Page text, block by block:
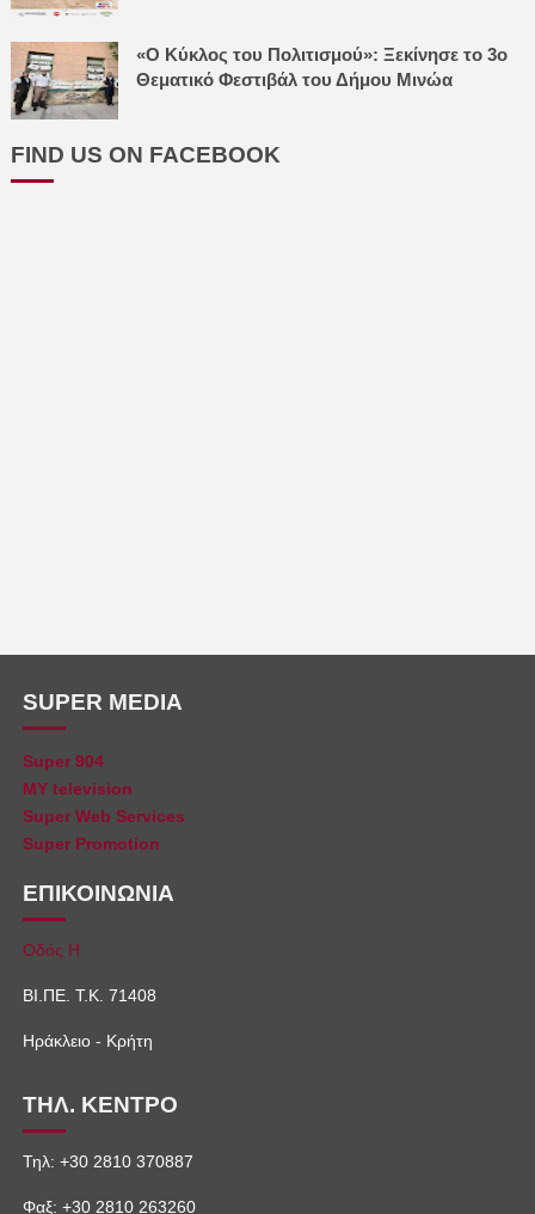
«Ο Κύκλος του Πολιτισμού»: Ξεκίνησε το 3ο
Θεματικό Φεστιβάλ του Δήμου Μινώα
FIND US ON FACEBOOK
SUPER MEDIA
Super 904
MY television
Super Web Services
Super Promotion
ΕΠΙΚΟΙΝΩΝΙΑ
Οδός Η
ΒΙ.ΠΕ. Τ.Κ. 71408
Ηράκλειο - Κρήτη
ΤΗΛ. ΚΕΝΤΡΟ
Τηλ: +30 2810 370887
Φαξ: +30 2810 263260